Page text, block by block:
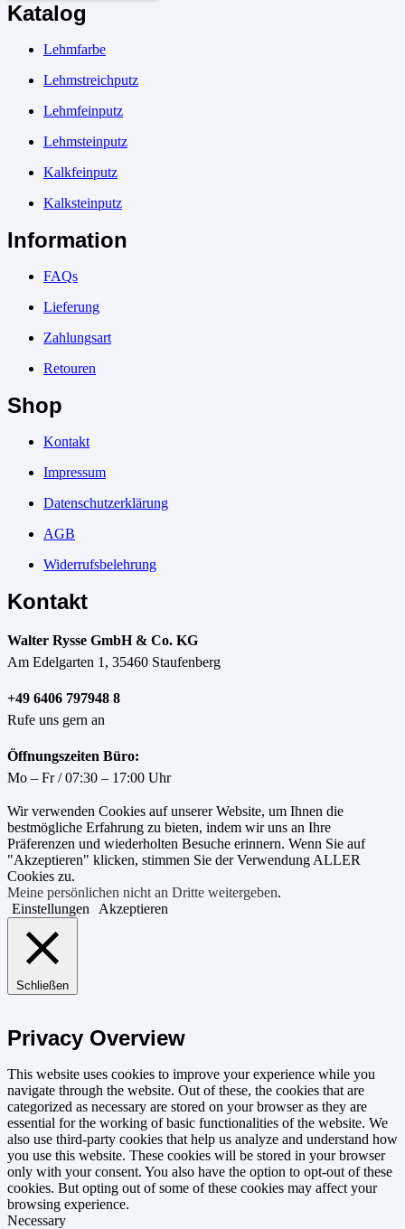
Katalog
Lehmfarbe
Lehmstreichputz
Lehmfeinputz
Lehmsteinputz
Kalkfeinputz
Kalksteinputz
Information
FAQs
Lieferung
Zahlungsart
Retouren
Shop
Kontakt
Impressum
Datenschutzerklärung
AGB
Widerrufsbelehrung
Kontakt
Walter Rysse GmbH & Co. KG
Am Edelgarten 1, 35460 Staufenberg
+49 6406 797948 8
Rufe uns gern an
Öffnungszeiten Büro:
Mo – Fr / 07:30 – 17:00 Uhr
Wir verwenden Cookies auf unserer Website, um Ihnen die
bestmögliche Erfahrung zu bieten, indem wir uns an Ihre
Präferenzen und wiederholten Besuche erinnern. Wenn Sie auf
"Akzeptieren" klicken, stimmen Sie der Verwendung ALLER
Cookies zu.
Meine persönlichen nicht an Dritte weitergeben.
Einstellungen
Akzeptieren
Schließen
Privacy Overview
This website uses cookies to improve your experience while you
navigate through the website. Out of these, the cookies that are
categorized as necessary are stored on your browser as they are
essential for the working of basic functionalities of the website. We
also use third-party cookies that help us analyze and understand how
you use this website. These cookies will be stored in your browser
only with your consent. You also have the option to opt-out of these
cookies. But opting out of some of these cookies may affect your
browsing experience.
Necessary